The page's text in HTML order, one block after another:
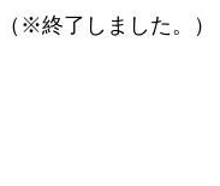
※終了しました。